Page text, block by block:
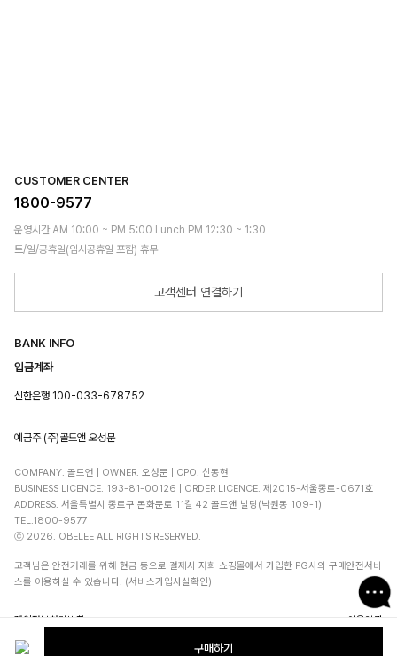
구매하기
CUSTOMER CENTER
1800-9577
운영시간 AM 10:00 ~ PM 5:00 Lunch PM 12:30 ~ 1:30
토/일/공휴일(임시공휴일 포함) 휴무
고객센터 연결하기
BANK INFO
입금계좌
신한은행 100-033-678752
예금주 (주)골드앤 오성문
COMPANY. 골드앤 | OWNER. 오성문 | CPO. 신동현
BUSINESS LICENCE. 193-81-00126 | ORDER LICENCE. 제2015-서울종로-0671호
ADDRESS. 서울특별시 종로구 돈화문로 11길 42 골드앤 빌딩(낙원동 109-1)
TEL.1800-9577
ⓒ 2026. OBELEE ALL RIGHTS RESERVED.
고객님은 안전거래를 위해 현금 등으로 결제시 저희 쇼핑몰에서 가입한 PG사의 구매안전서비
스를 이용하실 수 있습니다. (서비스가입사실확인)
개인정보처리방침 이용약관